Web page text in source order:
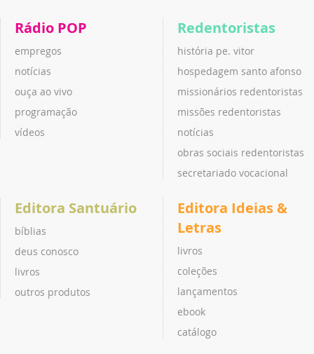
Rádio POP
empregos
notícias
ouça ao vivo
programação
vídeos
Redentoristas
história pe. vitor
hospedagem santo afonso
missionários redentoristas
missões redentoristas
notícias
obras sociais redentoristas
secretariado vocacional
Editora Santuário
bíblias
deus conosco
livros
outros produtos
Editora Ideias &
Letras
livros
coleções
lançamentos
ebook
catálogo